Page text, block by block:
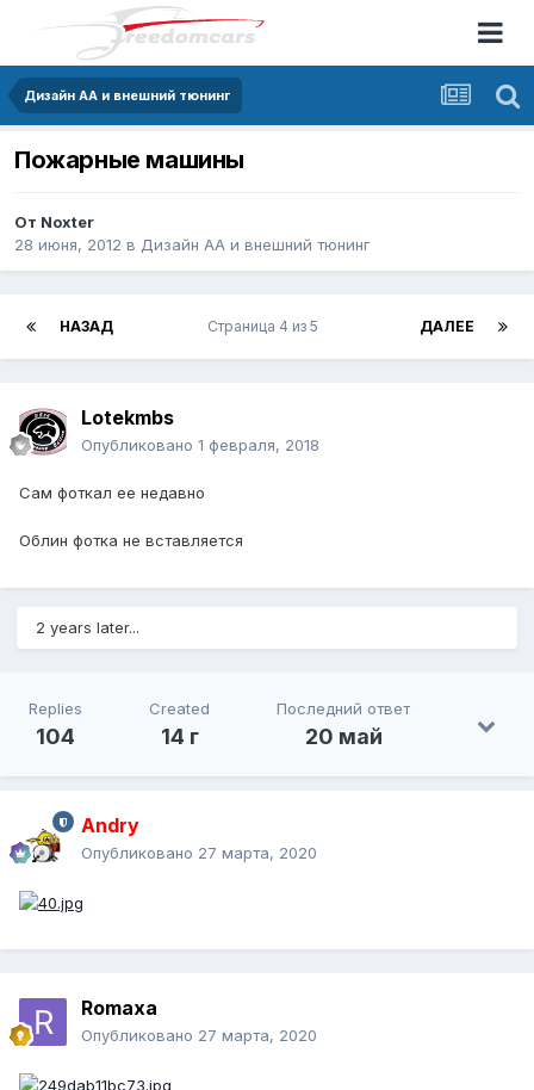
Дизайн АА и внешний тюнинг
Пожарные машины
От Noxter
28 июня, 2012 в Дизайн АА и внешний тюнинг
НАЗАД ДАЛЕЕ
Страница 4 из 5
Lotekmbs
Опубликовано 1 февраля, 2018
Сам фоткал ее недавно
Облин фотка не вставляется
2 years later...
Replies
104
Created
14 г
Последний ответ
20 май
Andry
Опубликовано 27 марта, 2020
Romaxa
Опубликовано 27 марта, 2020